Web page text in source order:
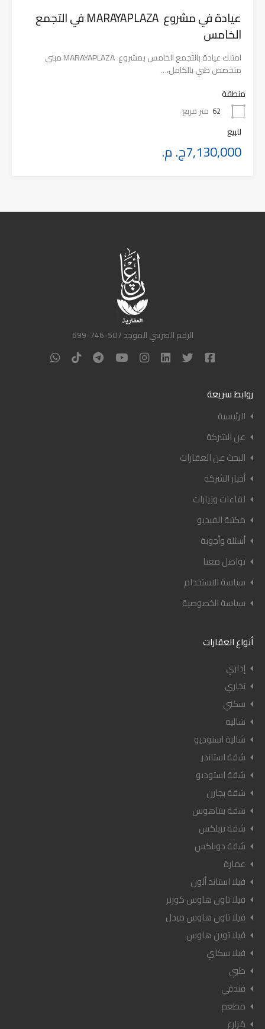
عيادة في مشروع MARAYAPLAZA في التجمع
الخامس
امتلك عيادة بالتجمع الخامس بمشروع MARAYAPLAZA مبنى
متخصص طبي بالكامل،…
منطقة
62 متر مربع
للبيع
7,130,000ج. م.
الرقم الضريبي الموحد 507-746-699
روابط سريعة
الرئيسية
عن الشركة
البحث عن العقارات
أخبار الشركة
لقاءات وزيارات
مكتبة الفيديو
أسئلة وأجوبة
تواصل معنا
سياسة الاستخدام
سياسة الخصوصية
أنواع العقارات
إداري
تجاري
سكني
شاليه
شالية استوديو
شقة استاندر
شقة استوديو
شقة بجارن
شقة بنتاهوس
شقة تربلكس
شقة دوبلكس
عمارة
فيلا استاند ألون
فيلا تاون هاوس كورنر
فيلا تاون هاوس ميدل
فيلا توين هاوس
فيلا سكاي
طبي
فندقي
مطعم
مَزارع